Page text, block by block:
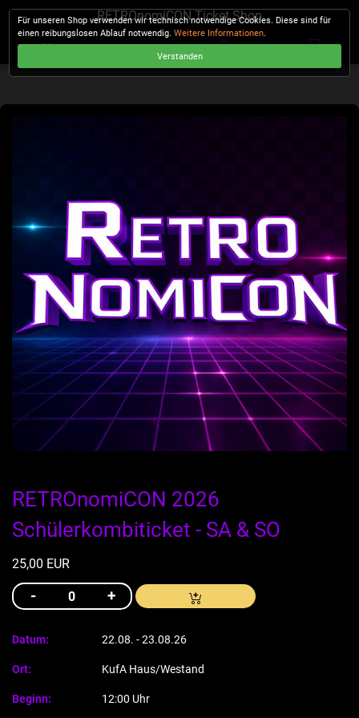
RETROnomiCON Ticket Shop
RETROnomiCON 2026
Schülerkombiticket - SA & SO
25,00 EUR
Datum: 22.08. - 23.08.26
Ort: KufA Haus/Westand
Beginn: 12:00 Uhr
Für unseren Shop verwenden wir technisch notwendige Cookies. Diese sind für
einen reibungslosen Ablauf notwendig.Weitere Informationen.
Verstanden